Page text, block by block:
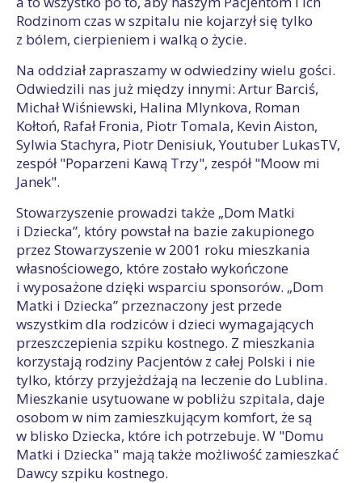
Rodzinom czas w szpitalu nie kojarzył się tylko
z bólem, cierpieniem i walką o życie.
Na oddział zapraszamy w odwiedziny wielu gości.
Odwiedzili nas już między innymi: Artur Barciś,
Michał Wiśniewski, Halina Mlynkova, Roman
Kołtoń, Rafał Fronia, Piotr Tomala, Kevin Aiston,
Sylwia Stachyra, Piotr Denisiuk, Youtuber LukasTV,
zespół "Poparzeni Kawą Trzy", zespół "Moow mi
Janek".
Stowarzyszenie prowadzi także „Dom Matki
i Dziecka”, który powstał na bazie zakupionego
przez Stowarzyszenie w 2001 roku mieszkania
własnościowego, które zostało wykończone
i wyposażone dzięki wsparciu sponsorów. „Dom
Matki i Dziecka” przeznaczony jest przede
wszystkim dla rodziców i dzieci wymagających
przeszczepienia szpiku kostnego. Z mieszkania
korzystają rodziny Pacjentów z całej Polski i nie
tylko, którzy przyjeżdżają na leczenie do Lublina.
Mieszkanie usytuowane w pobliżu szpitala, daje
osobom w nim zamieszkującym komfort, że są
w blisko Dziecka, które ich potrzebuje. W "Domu
Matki i Dziecka" mają także możliwość zamieszkać
Dawcy szpiku kostnego.